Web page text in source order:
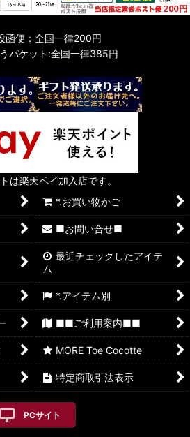
函便：全国一律200円
パケット:全国一律385円
は楽天ペイ加入店です。
*.お買い物かご
■お問い合せ■
最近チェックしたアイテ
ム
*.アイテム別
■■ご利用案内■■
MORE Toe Cocotte
特定商取引法表示
PCサイト